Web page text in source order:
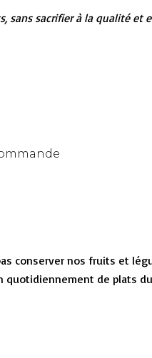
sans sacrifier à la qualité et
conserver nos fruits et
quotidiennement de plats